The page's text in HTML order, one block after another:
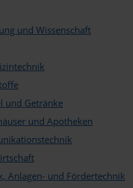
und Wissenschaft
und Getränke
und Apotheken
Anlagen- und Fördertechnik